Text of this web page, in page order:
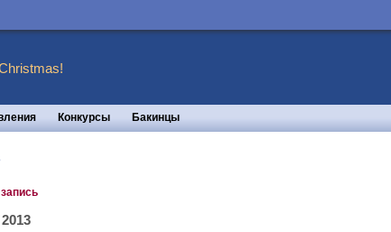
Конкурсы Бакинцы